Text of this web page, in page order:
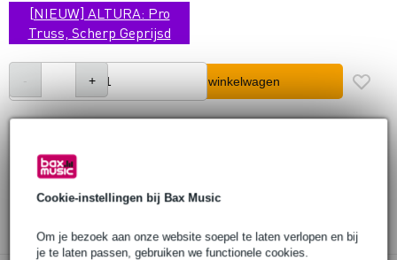
Cookie-instellingen bij Bax Music
Om je bezoek aan onze website soepel te laten verlopen en bij
je te laten passen, gebruiken we functionele cookies.
[NIEUW] ALTURA: Pro
Truss, Scherp Geprijsd
In winkelwagen
30 dagen 'niet goed geld terug' garantie
3 jaar Bax Music garantie